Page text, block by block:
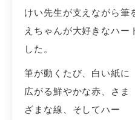
けい先生が支えながら筆
えちゃんが大好きなハー
した。
筆が動くたび、白い紙に
広がる鮮やかな赤、さま
ざまな線、そしてハー